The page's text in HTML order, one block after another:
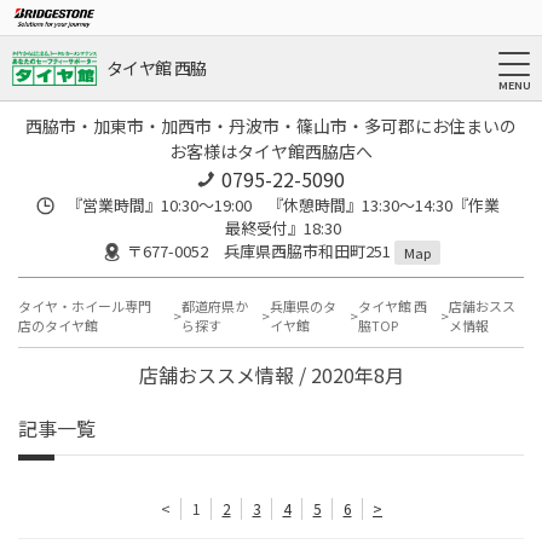
タイヤ館 西脇
西脇市・加東市・加西市・丹波市・篠山市・多可郡にお住まいの
お客様はタイヤ館西脇店へ
0795-22-5090
『営業時間』10:30～19:00 『休憩時間』13:30～14:30『作業
最終受付』18:30
〒677-0052 兵庫県西脇市和田町251
Map
タイヤ・ホイール専門
店のタイヤ館
都道府県か
ら探す
兵庫県のタ
イヤ館
タイヤ館 西
脇TOP
店舗おスス
メ情報
店舗おススメ情報 / 2020年8月
記事一覧
< 1 2 3 4 5 6 >